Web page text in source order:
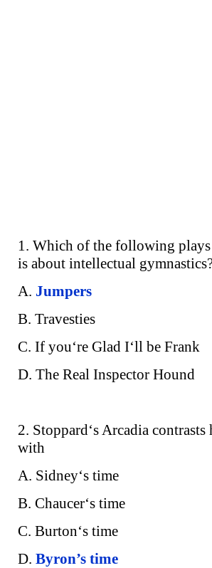
1. Which of the following
is about intellectual
A. Jumpers
B. Travesties
C. If you‘re Glad I‘ll be Frank
D. The Real Inspector Hound
2. Stoppard‘s Arcadia
with
A. Sidney‘s time
B. Chaucer‘s time
C. Burton‘s time
D. Byron’s time